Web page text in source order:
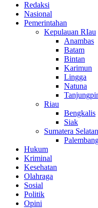
Redaksi
Nasional
Pemerintahan
Kepulauan RIau
Anambas
Batam
Bintan
Karimun
Lingga
Natuna
Riau
Bengkalis
Siak
Sumatera Selatan
Hukum
Kriminal
Kesehatan
Olahraga
Sosial
Politik
Opini